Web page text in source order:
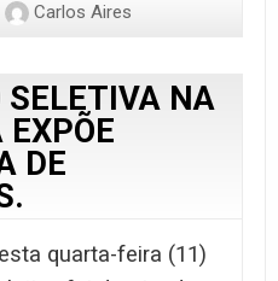
Carlos Aires
SELETIVA NA
DE
quarta-feira (11)